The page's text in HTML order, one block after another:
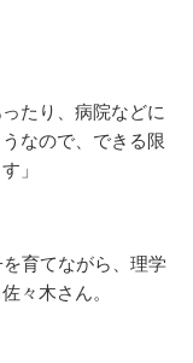
たり、病院などに
なので、できる限
」
育てながら、理学
々木さん。